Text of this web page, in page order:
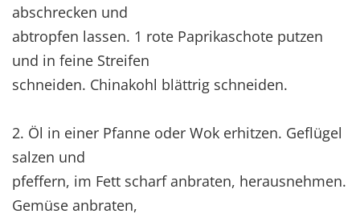
abschrecken und
abtropfen lassen. 1 rote Paprikaschote putzen
und in feine Streifen
schneiden. Chinakohl blättrig schneiden.
2. Öl in einer Pfanne oder Wok erhitzen. Geflügel
salzen und
pfeffern, im Fett scharf anbraten, herausnehmen.
Gemüse anbraten,